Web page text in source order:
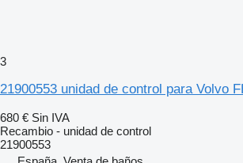
3
21900553 unidad de control para Volvo
680 € Sin IVA
Recambio - unidad de control
21900553